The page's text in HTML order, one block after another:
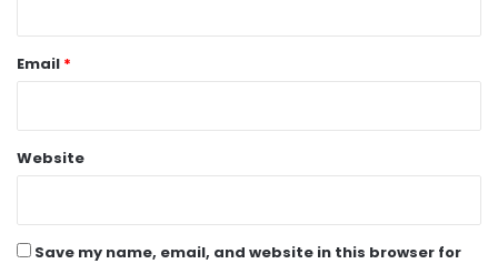
Email *
Website
Save my name, email, and website in this browser for